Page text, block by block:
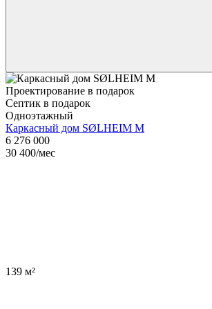
Проектирование в подарок
Септик в подарок
Одноэтажный
Каркасный дом SØLHEIM M
6 276 000
30 400/мес
139 м²